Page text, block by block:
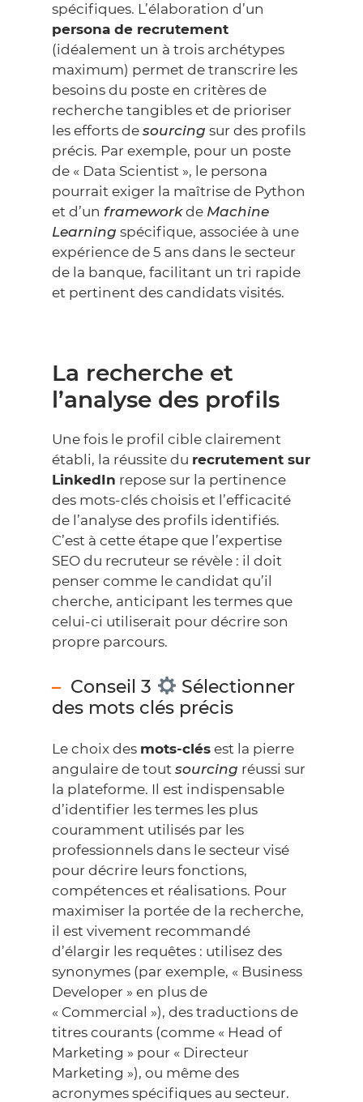
spécifiques. L’élaboration d’un
persona de recrutement
(idéalement un à trois archétypes
maximum) permet de transcrire les
besoins du poste en critères de
recherche tangibles et de prioriser
les efforts de sourcing sur des profils
précis. Par exemple, pour un poste
de « Data Scientist », le persona
pourrait exiger la maîtrise de Python
et d’un frameworkde Machine
Learning spécifique, associée à une
expérience de 5 ans dans le secteur
de la banque, facilitant un tri rapide
et pertinent des candidats visités.
La recherche et
l’analyse des profils
Une fois le profil cible clairement
établi, la réussite du recrutement sur
LinkedIn repose sur la pertinence
des mots-clés choisis et l’efficacité
de l’analyse des profils identifiés.
C’est à cette étape que l’expertise
SEO du recruteur se révèle : il doit
penser comme le candidat qu’il
cherche, anticipant les termes que
celui-ci utiliserait pour décrire son
propre parcours.
Conseil 3
Sélectionner
des mots clés précis
Le choix des mots-clés est la pierre
angulaire de tout sourcing réussi sur
la plateforme. Il est indispensable
d’identifier les termes les plus
couramment utilisés par les
professionnels dans le secteur visé
pour décrire leurs fonctions,
compétences et réalisations. Pour
maximiser la portée de la recherche,
il est vivement recommandé
d’élargir les requêtes : utilisez des
synonymes (par exemple, « Business
Developer » en plus de
« Commercial »), des traductions de
titres courants (comme « Head of
Marketing » pour « Directeur
Marketing »), ou même des
acronymes spécifiques au secteur.